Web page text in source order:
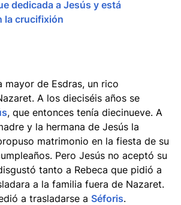
dedicada a Jesús y está
la crucifixión
mayor de Esdras, un rico
A los dieciséis años se
, que entonces tenía diecinueve. A
y la hermana de Jesús la
matrimonio en la fiesta de su
Pero Jesús no aceptó su
tanto a Rebeca que pidió a
a la familia fuera de Nazaret.
a trasladarse a Séforis.